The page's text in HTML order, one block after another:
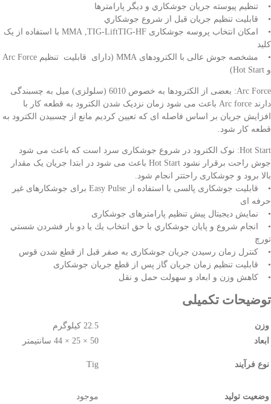
• تنظيم پيوسته جريان جوشكاري و دیگر پارامترها
• قابليت تنظيم جريان قبل از شروع جوشكاري
• امکان انتخاب پروسه جوشکاری MMA ,TIG-LiftTIG-HF با استفاده از یک
کلید
• مشخصه جوش عالی با الکترودهای MMA (دارای قابلیت تنظیم Arc Force
و Hot Start)
Arc Force: بعضی از الکترودها به خصوص 6010 (سلولزی) میل به چسبندگی
دارند Arc force باعث می شود زمان نزدیک شدن الکترود به قطعه کار با
افزایش جریان بر اساس فاصله ای که تعیین کردیم مانع از چسبیدن الکترود به
قطعه کار شود
Hot Start: نوک الکترود در شروع جوشکاری سرد است که باعث می شود
جوش راحت برقرار نشود Hot Start باعث می شود در ابتدا جریان یک مقدار
بالا برود و جوشکاری راحتتر انجام شود
• قابلیت جوشکاری پالسی با استفاده از Easy Pulse برای جوشکارهای غیر
حرفه ای
• نمایش دیجیتال پیش تنظیم پارامترهای جوشکاری
• انجام شروع و پايان جوشكاري با حق انتخاب يك يا دو بار فشردن شستي
تورچ
• كنترل زمان رسيدن جريان جوشكاری به صفر قبل از قطع شدن قوس
• قابلیت تنظیم زمان جریان گاز پس از قطع جریان جوشکاری
• کاهش وزن و ابعاد و سهولت حمل و نقل
توضیحات تکمیلی
وزن
22.5 کیلوگرم
ابعاد
50 × 25 × 44 سانتیمتر
نوع فرآیند Tig
وضعیت تولید موجود